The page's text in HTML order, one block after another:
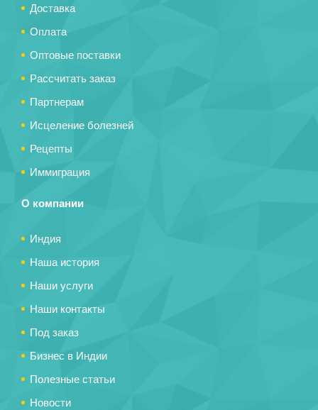
Доставка
Оплата
Оптовые поставки
Рассчитать заказ
Партнерам
Исцеление болезней
Рецепты
Иммиграция
О компании
Индия
Наша история
Наши услуги
Наши контакты
Под заказ
Бизнес в Индии
Полезные статьи
Новости